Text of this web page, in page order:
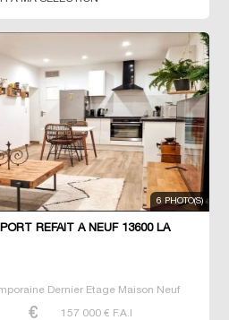
6 PHOTO(S)
REFAIT À NEUF 13600 LA
Dernier Etage Maison Neuf
157 000 € F.A.I